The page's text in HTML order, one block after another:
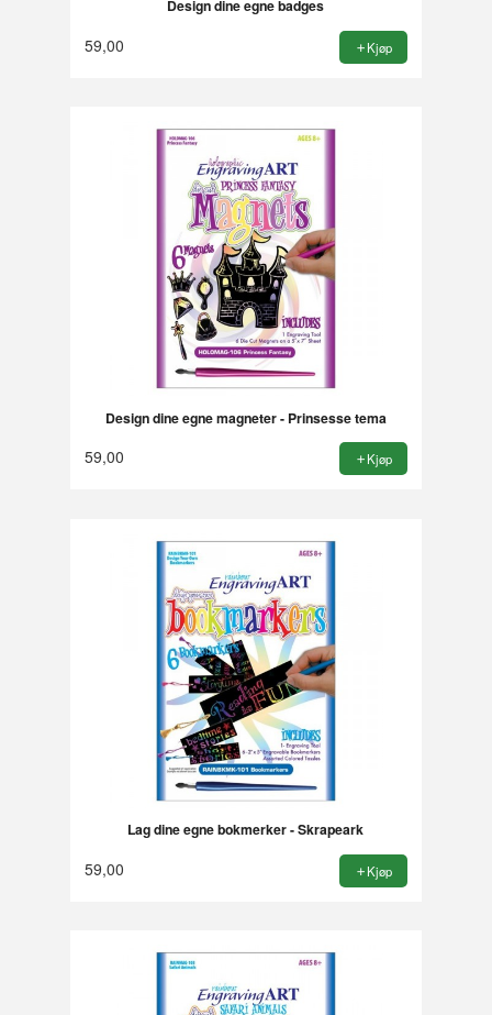
Design dine egne badges
59,00 Kjøp
Design dine egne magneter - Prinsesse tema
59,00 Kjøp
Lag dine egne bokmerker - Skrapeark
59,00 Kjøp